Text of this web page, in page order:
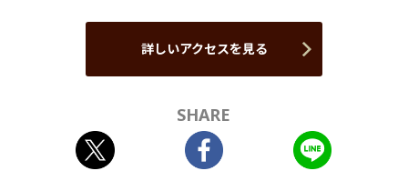
詳しいアクセスを見る
SHARE